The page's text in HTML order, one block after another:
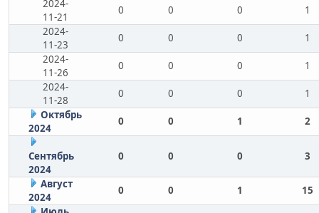
2024-
11-21
0 0 0
1
2024-
11-23
0 0 0
1
2024-
11-26
0 0 0
1
2024-
11-28
0 0 0
1
Октябрь
2024
0 0 1 2
Сентябрь
2024
0 0 0 3
Август
2024
0 0 1
15